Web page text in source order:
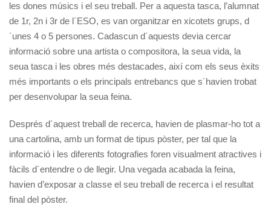
les dones músics i el seu treball. Per a aquesta tasca, l’alumnat
de 1r, 2n i 3r de l´ESO, es van organitzar en xicotets grups, d
´unes 4 o 5 persones. Cadascun d´aquests devia cercar
informació sobre una artista o compositora, la seua vida, la
seua tasca i les obres més destacades, així com els seus èxits
més importants o els principals entrebancs que s´havien trobat
per desenvolupar la seua feina.
Després d´aquest treball de recerca, havien de plasmar-ho tot a
una cartolina, amb un format de tipus pòster, per tal que la
informació i les diferents fotografies foren visualment atractives i
fàcils d´entendre o de llegir. Una vegada acabada la feina,
havien d’exposar a classe el seu treball de recerca i el resultat
final del pòster.